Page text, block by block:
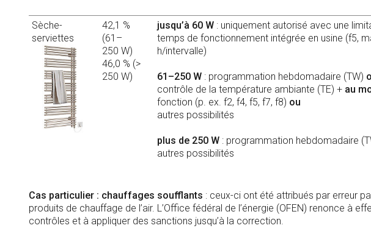
Sèche-
serviettes
42,1 %
(61–
250 W)
46,0 % (>
250 W)
jusqu’à 60 W : uniquement autorisé avec une
temps de fonctionnement intégrée en usine (f5,
h/intervalle)
61–250 W : programmation hebdomadaire (TW)
contrôle de la température ambiante (TE) + au
fonction (p. ex. f2, f4, f5, f7, f8) ou
autres possibilités
plus de 250 W : programmation hebdomadaire
autres possibilités
Cas particulier : chauffages soufflants : ceux-ci ont été attribués par erreur
produits de chauffage de l’air. L’Office fédéral de l’énergie (OFEN) renonce à
contrôles et à appliquer des sanctions jusqu’à la correction.